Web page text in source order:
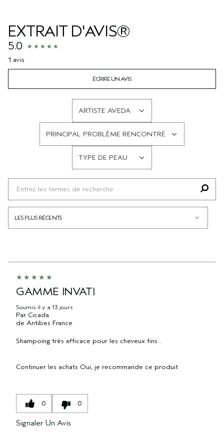
EXTRAIT D'AVIS®
5.0
1 avis
ÉCRIRE UN AVIS
ARTISTE AVEDA
FRANÇAIS
PRINCIPAL PROBLÈME RENCONTRÉ
FRANÇAIS
TYPE DE PEAU
FRANÇAIS
GAMME INVATI
Soumis il y a 13 jours
Par Cicada
de Antibes France
Shampoing très efficace pour les cheveux fins .
Continuer les achats Oui, je recommande ce produit
0 0
Signaler Un Avis